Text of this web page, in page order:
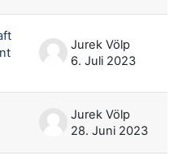
Jurek Völp
6. Juli 2023
Jurek Völp
28. Juni 2023